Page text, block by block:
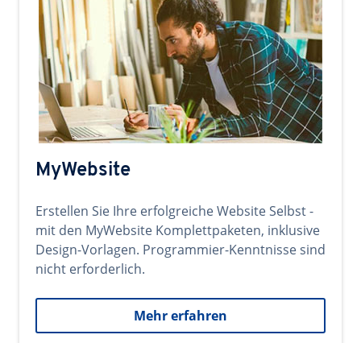
MyWebsite
Erstellen Sie Ihre erfolgreiche Website Selbst -
mit den MyWebsite Komplettpaketen, inklusive
Design-Vorlagen. Programmier-Kenntnisse sind
nicht erforderlich.
Mehr erfahren